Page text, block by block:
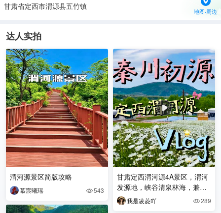
甘肃省定西市渭源县五竹镇
地图·周边
达人实拍
渭河源景区简版攻略
慕宸曦瑶 543
甘肃定西渭河源4A景区，渭河
发源地，峡谷清泉林海，兼具
大禹导渭人文与山野风光。 🚌
附近地铁公交路线
我是凌菱吖 289